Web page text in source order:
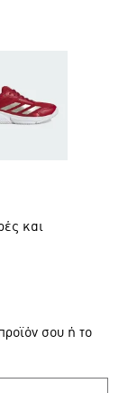
και
σου ή το